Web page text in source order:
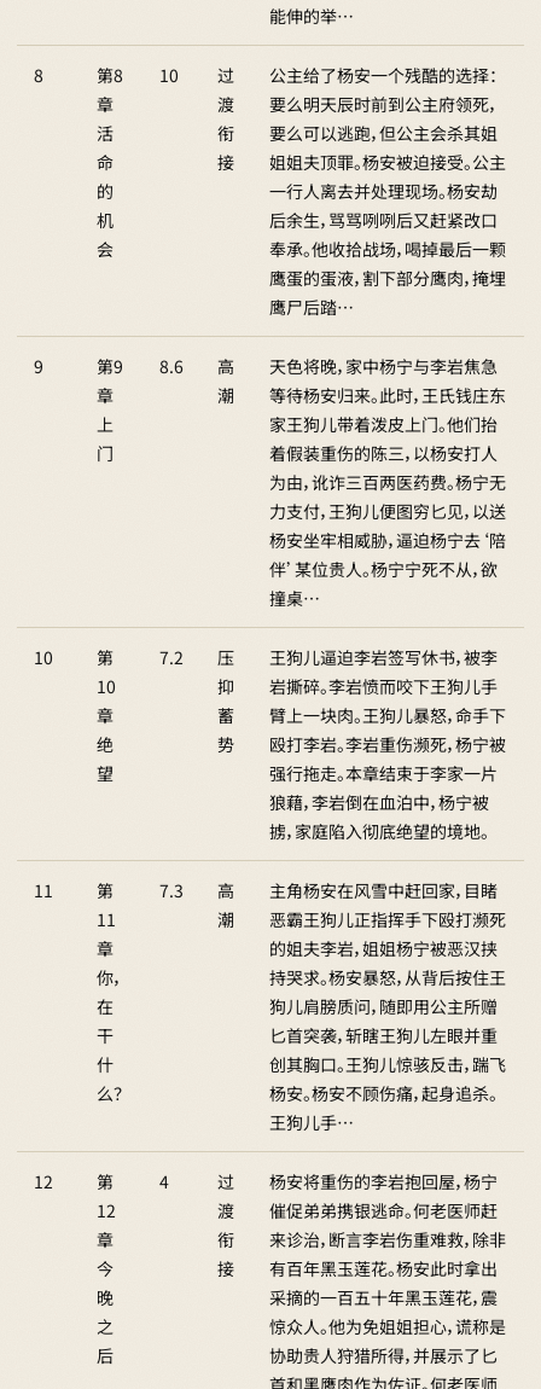
能伸的举…
8
第8
章
活
命
的
机
会
10
过
渡
衔
接
公主给了杨安一个残酷的选择：
要么明天辰时前到公主府领死，
要么可以逃跑，但公主会杀其姐
姐姐夫顶罪。杨安被迫接受。公主
一行人离去并处理现场。杨安劫
后余生，骂骂咧咧后又赶紧改口
奉承。他收拾战场，喝掉最后一颗
鹰蛋的蛋液，割下部分鹰肉，掩埋
鹰尸后踏…
9
第9
章
上
门
8.6
高
潮
天色将晚，家中杨宁与李岩焦急
等待杨安归来。此时，王氏钱庄东
家王狗儿带着泼皮上门。他们抬
着假装重伤的陈三，以杨安打人
为由，讹诈三百两医药费。杨宁无
力支付，王狗儿便图穷匕见，以送
杨安坐牢相威胁，逼迫杨宁去‘陪
伴’某位贵人。杨宁宁死不从，欲
撞桌…
10
第
10
章
绝
望
7.2
压
抑
蓄
势
王狗儿逼迫李岩签写休书，被李
岩撕碎。李岩愤而咬下王狗儿手
臂上一块肉。王狗儿暴怒，命手下
殴打李岩。李岩重伤濒死，杨宁被
强行拖走。本章结束于李家一片
狼藉，李岩倒在血泊中，杨宁被
掳，家庭陷入彻底绝望的境地。
11
第
11
章
你，
在
干
什
么？
7.3
高
潮
主角杨安在风雪中赶回家，目睹
恶霸王狗儿正指挥手下殴打濒死
的姐夫李岩，姐姐杨宁被恶汉挟
持哭求。杨安暴怒，从背后按住王
狗儿肩膀质问，随即用公主所赠
匕首突袭，斩瞎王狗儿左眼并重
创其胸口。王狗儿惊骇反击，踹飞
杨安。杨安不顾伤痛，起身追杀。
王狗儿手…
12
第
12
章
今
晚
之
后
4
过
渡
衔
接
杨安将重伤的李岩抱回屋，杨宁
催促弟弟携银逃命。何老医师赶
来诊治，断言李岩伤重难救，除非
有百年黑玉莲花。杨安此时拿出
采摘的一百五十年黑玉莲花，震
惊众人。他为免姐姐担心，谎称是
协助贵人狩猎所得，并展示了匕
首和黑鹰肉作为佐证。何老医师